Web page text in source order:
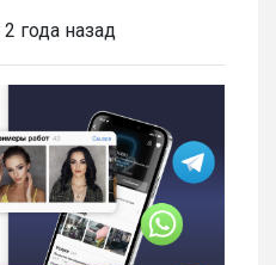
2 года назад